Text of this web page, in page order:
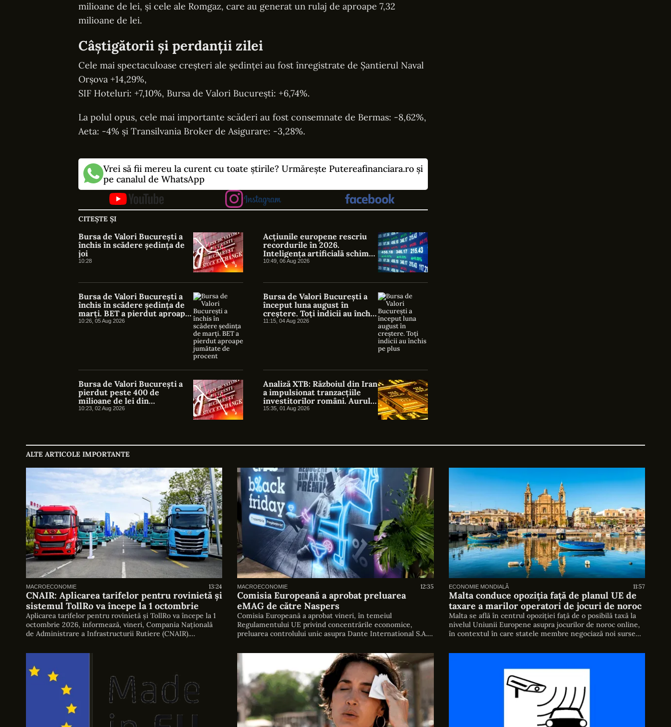
milioane de lei, și cele ale Romgaz, care au generat un rulaj de aproape 7,32
milioane de lei.
Câștigătorii și perdanții zilei
Cele mai spectaculoase creșteri ale ședinței au fost înregistrate de Șantierul Naval
Orșova +14,29%,
SIF Hoteluri: +7,10%, Bursa de Valori București: +6,74%.
La polul opus, cele mai importante scăderi au fost consemnate de Bermas: -8,62%,
Aeta: -4% și Transilvania Broker de Asigurare: -3,28%.
Vrei să fii mereu la curent cu toate știrile? Urmărește Putereafinanciara.ro și
pe canalul de WhatsApp
CITEȘTE ȘI
Bursa de Valori București a
închis în scădere ședința de
joi
10:28
Acțiunile europene rescriu
recordurile în 2026.
Inteligența artificială schimbă
liderii bursei
10:49, 06 Aug 2026
Bursa de Valori București a
închis în scădere ședința de
marți. BET a pierdut aproape
jumătate de procent
10:26, 05 Aug 2026
Bursa de Valori București a
început luna august în
creștere. Toți indicii au închis
pe plus
11:15, 04 Aug 2026
Bursa de Valori București a
pierdut peste 400 de
milioane de lei din
capitalizare într-o săptămână
10:23, 02 Aug 2026
Analiză XTB: Războiul din Iran
a impulsionat tranzacțiile
investitorilor români. Aurul,
petrolul și indicii americani
15:35, 01 Aug 2026
ALTE ARTICOLE IMPORTANTE
MACROECONOMIE 13:24
CNAIR: Aplicarea tarifelor pentru rovinietă și
sistemul TollRo va începe la 1 octombrie
Aplicarea tarifelor pentru rovinietă și TollRo va începe la 1
octombrie 2026, informează, vineri, Compania Națională
de Administrare a Infrastructurii Rutiere (CNAIR).
lunii august Astfel, din 31 august va fi introdus STRR
implementat pe domeniul Serviciului European de Taxare
Rutieră […]
MACROECONOMIE 12:35
Comisia Europeană a aprobat preluarea
eMAG de către Naspers
Comisia Europeană a aprobat vineri, în temeiul
Regulamentului UE privind concentrările economice,
preluarea controlului unic asupra Dante International S.A.
de Sud, se arată într-un comunicat al Executivului
comunitar. Tranzacția vizează comerțul cu amănuntul
Tranzacția Naspers-Dante International S.A. („eMAG”) se
referă în principal la sectorul comerțului cu […]
ECONOMIE MONDIALĂ 11:57
Malta conduce opoziția față de planul UE de
taxare a marilor operatori de jocuri de noroc
Malta se află în centrul opoziției față de o posibilă taxă la
nivelul Uniunii Europene asupra jocurilor de noroc online,
în contextul în care statele membre negociază noi surse
putea aduce miliarde de euro Susținătorii măsurii